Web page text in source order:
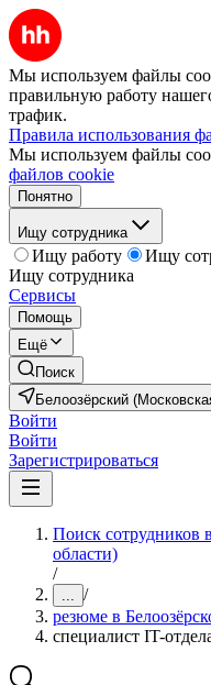
Мы используем файлы
правильную работу
трафик.
Правила использования
Мы используем файлы
файлов cookie
Понятно
Ищу сотрудника
Ищу работу
Ищу
Ищу сотрудника
Сервисы
Помощь
Ещё
Поиск
Белоозёрский
Войти
Войти
Зарегистрироваться
Поиск сотрудников
области)
/
... /
резюме в
специалист IT-